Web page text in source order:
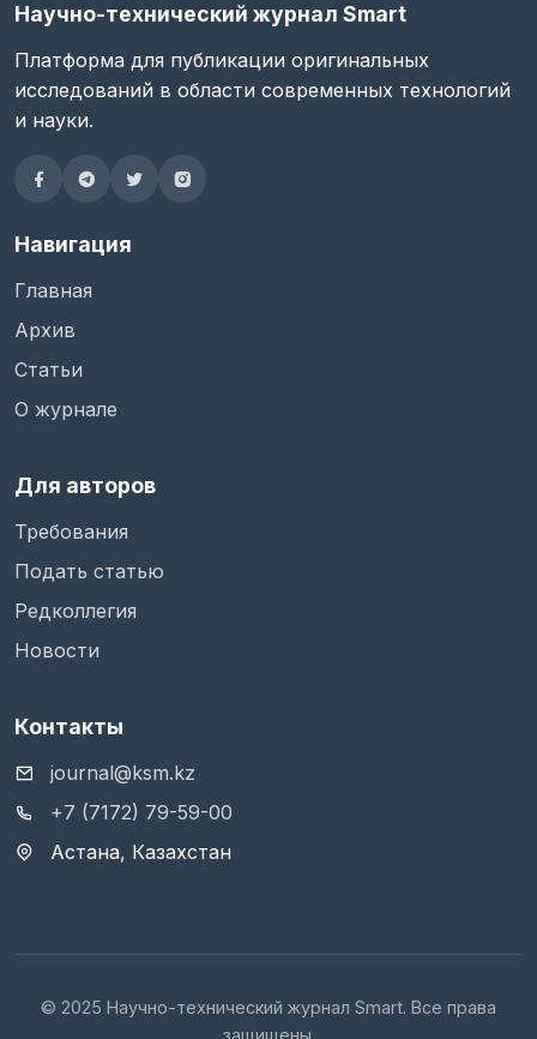
Научно-технический журнал Smart
Платформа для публикации оригинальных
исследований в области современных технологий
и науки.
Навигация
Главная
Архив
Статьи
О журнале
Для авторов
Требования
Подать статью
Редколлегия
Новости
Контакты
journal@ksm.kz
+7 (7172) 79-59-00
Астана, Казахстан
© 2025 Научно-технический журнал Smart. Все права
защищены.